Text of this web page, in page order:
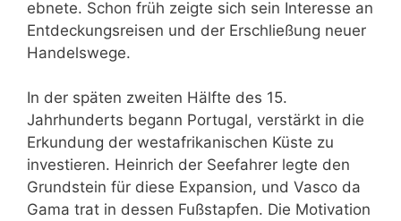
ebnete. Schon früh zeigte sich sein Interesse an
Entdeckungsreisen und der Erschließung neuer
Handelswege.
In der späten zweiten Hälfte des 15.
Jahrhunderts begann Portugal, verstärkt in die
Erkundung der westafrikanischen Küste zu
investieren. Heinrich der Seefahrer legte den
Grundstein für diese Expansion, und Vasco da
Gama trat in dessen Fußstapfen. Die Motivation